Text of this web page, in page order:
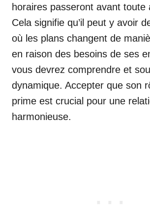
horaires passeront avant toute
Cela signifie qu’il peut y avoir
où les plans changent de
en raison des besoins de ses
vous devrez comprendre et
dynamique. Accepter que son
prime est crucial pour une
harmonieuse.